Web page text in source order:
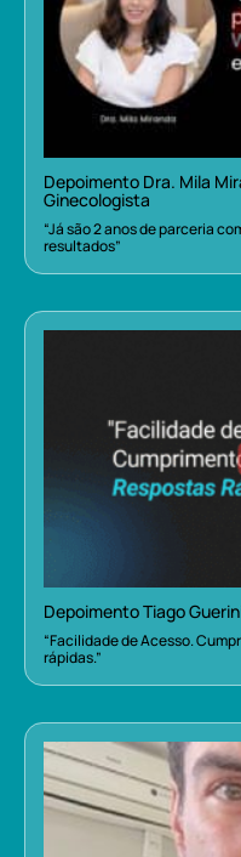
Depoimento Dra. Mila
Ginecologista
“Já são 2 anos de parceria
resultados”
Depoimento Tiago
“Facilidade de Acesso.
rápidas.”